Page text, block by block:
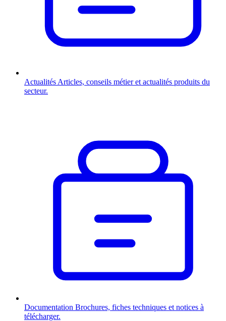
Actualités Articles, conseils métier et actualités produits du
secteur.
Documentation Brochures, fiches techniques et notices à
télécharger.